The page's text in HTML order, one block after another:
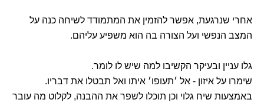
אחרי שנרגעת, אפשר להזמין את המתמודד לשיחה כנה על
המצב הנפשי ועל הצורה בה הוא משפיע עליהם.
גלו עניין ובעיקר הקשיבו למה שיש לו לומר.
שימרו על איזון - אל ׳תעופו׳ איתו ואל תבטלו את דבריו.
באמצעות שיח גלוי וכן תוכלו לשפר את ההבנה, לקלוט מה עובר